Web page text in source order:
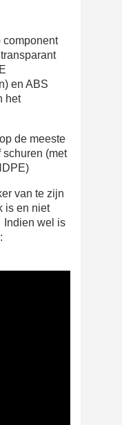
component
en ABS
het
de meeste
schuren (met
van te zijn
is en niet
Indien wel is